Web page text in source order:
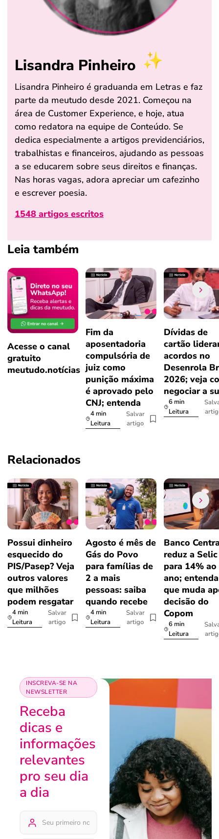
Lisandra Pinheiro
Lisandra Pinheiro é graduanda em Letras e faz
parte da meutudo desde 2021. Começou na
área de Customer Experience, e hoje, atua
como redatora na equipe de Conteúdo. Se
dedica especialmente a artigos previdenciários,
trabalhistas e financeiros, ajudando as pessoas
a se educarem sobre seus direitos e finanças.
Nas horas vagas, adora apreciar um cafezinho
e escrever poesia.
1548 artigos escritos
Leia também
Acesse o canal
gratuito
meutudo.notícias
Fim da
aposentadoria
compulsória de
juiz como
punição máxima
é aprovado pelo
CNJ; entenda
4 min
Leitura
Salvar
artigo
Dívidas de
cartão
acordos no
Desenrola
2026; veja
negociar a
6 min
Leitura
Relacionados
Possui dinheiro
esquecido do
PIS/Pasep? Veja
outros valores
que milhões
podem resgatar
4 min
Leitura
Salvar
artigo
Agosto é mês de
Gás do Povo
para famílias de
2 a mais
pessoas: saiba
quando recebe
4 min
Leitura
Salvar
artigo
Banco
reduz a Selic
para 14% ao
ano;
que muda
decisão do
Copom
6 min
Leitura
INSCREVA-SE NA
NEWSLETTER
Receba
dicas e
informações
relevantes
pro seu dia
a dia